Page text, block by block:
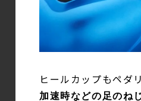
ヒールカップもペダ
加速時などの足のね